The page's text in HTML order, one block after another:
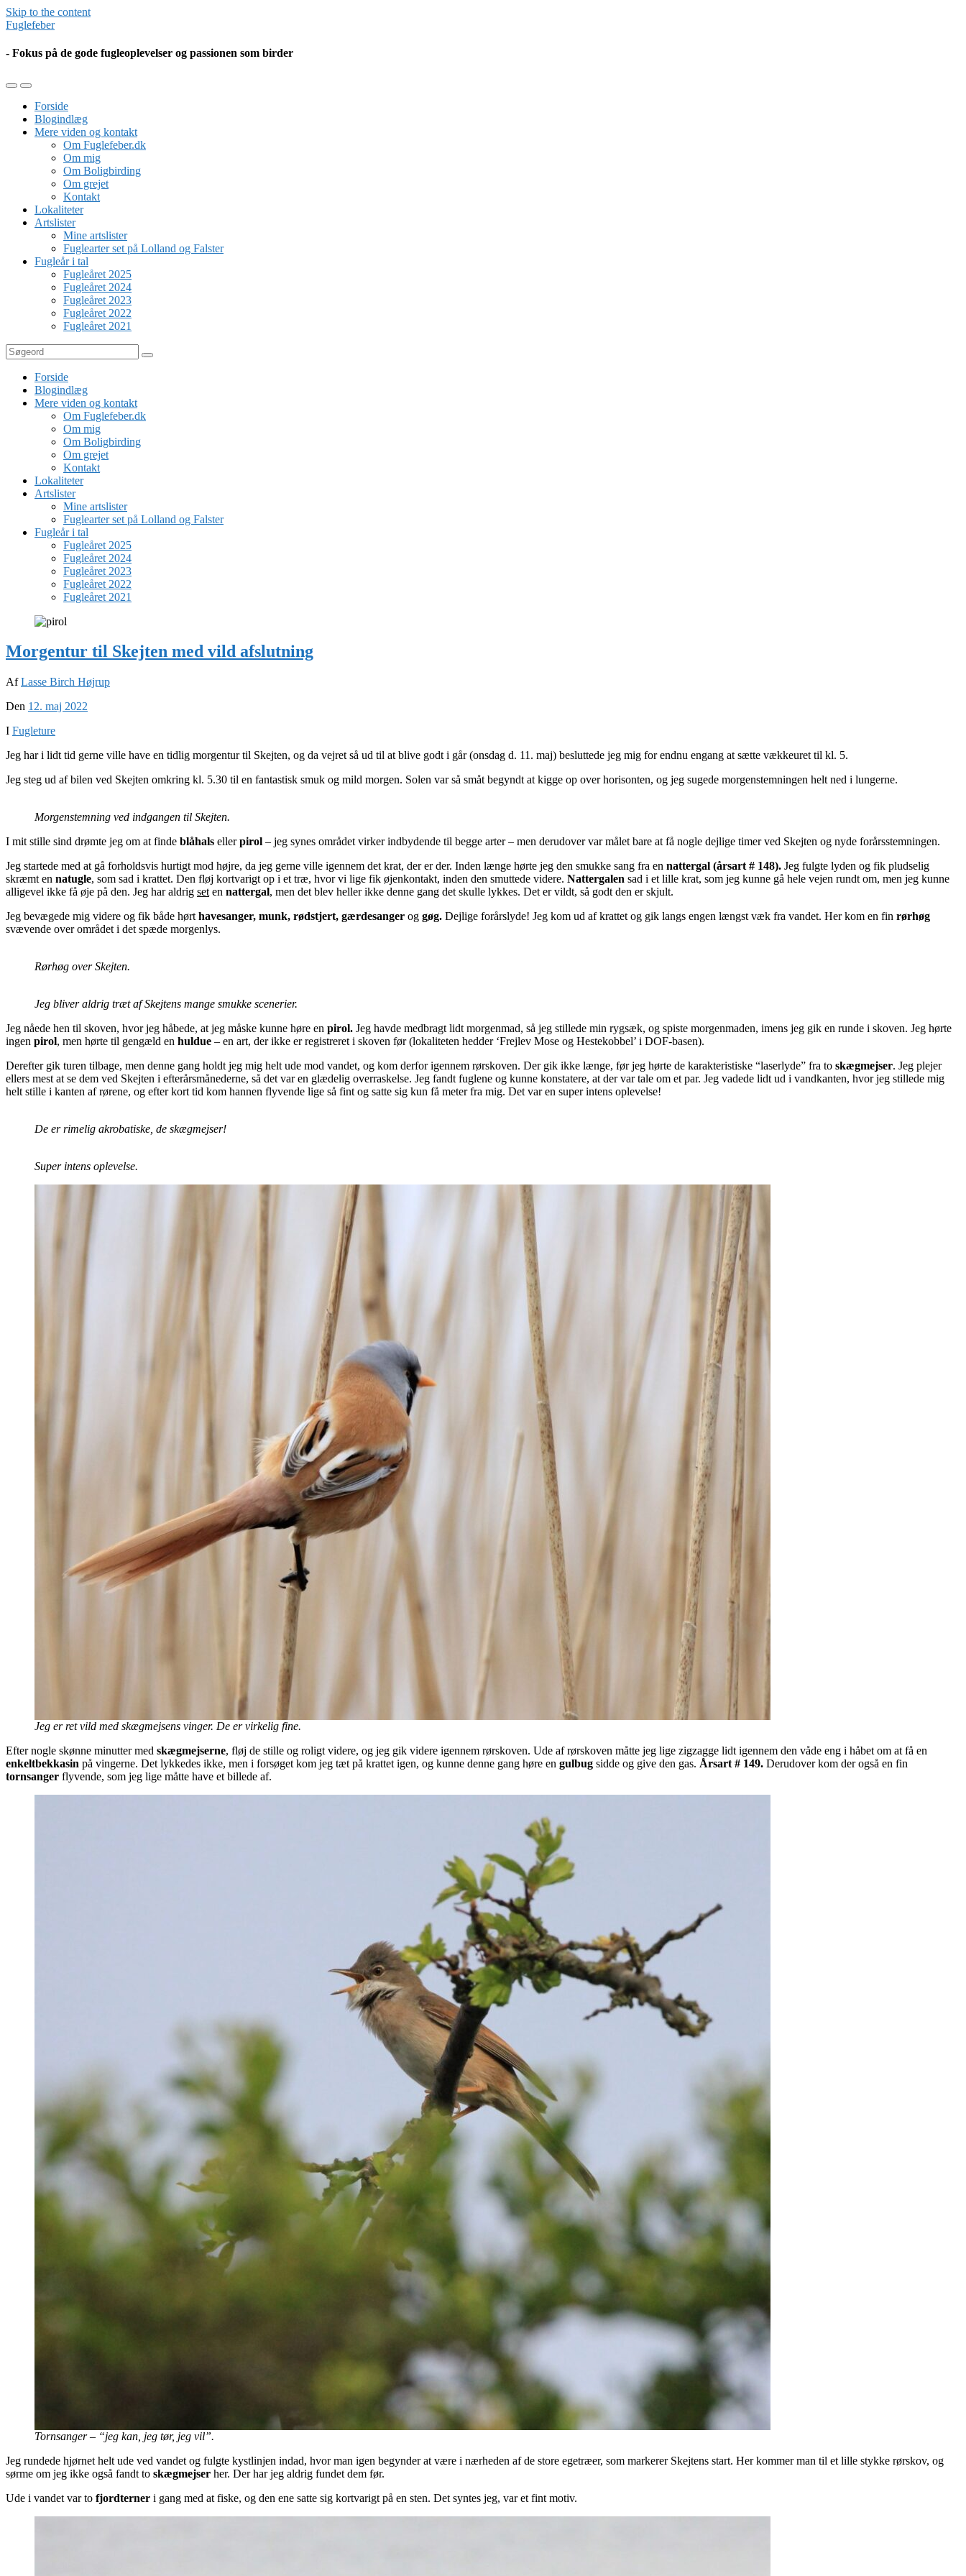
Skip to the content
Fuglefeber
- Fokus på de gode fugleoplevelser og passionen som birder
Toggle
mobile
menu
Toggle
the
search
field
Forside
Blogindlæg
Mere viden og kontakt
Om Fuglefeber.dk
Om mig
Om Boligbirding
Om grejet
Kontakt
Lokaliteter
Artslister
Mine artslister
Fuglearter set på Lolland og Falster
Fugleår i tal
Fugleåret 2025
Fugleåret 2024
Fugleåret 2023
Fugleåret 2022
Fugleåret 2021
Søg
Forside
Blogindlæg
Mere viden og kontakt
Om Fuglefeber.dk
Om mig
Om Boligbirding
Om grejet
Kontakt
Lokaliteter
Artslister
Mine artslister
Fuglearter set på Lolland og Falster
Fugleår i tal
Fugleåret 2025
Fugleåret 2024
Fugleåret 2023
Fugleåret 2022
Fugleåret 2021
Morgentur til Skejten med vild afslutning
AfLasse Birch Højrup
Den 12. maj 2022
I Fugleture
Jeg har i lidt tid gerne ville have en tidlig morgentur til Skejten, og da vejret så ud til at blive godt i går (onsdag d. 11. maj) besluttede jeg mig for endnu engang at sætte vækkeuret til kl. 5.
Jeg steg ud af bilen ved Skejten omkring kl. 5.30 til en fantastisk smuk og mild morgen. Solen var så småt begyndt at kigge op over horisonten, og jeg sugede morgenstemningen helt ned i lungerne.
Morgenstemning ved indgangen til Skejten.
I mit stille sind drømte jeg om at finde blåhals ellerpirol – jeg synes området virker indbydende til begge arter – men derudover var målet bare at få nogle dejlige timer ved Skejten og nyde forårsstemningen.
Jeg startede med at gå forholdsvis hurtigt mod højre, da jeg gerne ville igennem det krat, der er der. Inden længe hørte jeg den smukke sang fra en nattergal (årsart # 148). Jeg fulgte lyden og fik pludselig
skræmt en natugle, som sad i krattet. Den fløj kortvarigt op i et træ, hvor vi lige fik øjenkontakt, inden den smuttede videre. Nattergalen sad i et lille krat, som jeg kunne gå hele vejen rundt om, men jeg kunne
alligevel ikke få øje på den. Jeg har aldrig set en nattergal, men det blev heller ikke denne gang det skulle lykkes. Det er vildt, så godt den er skjult.
Jeg bevægede mig videre og fik både hørt havesanger, munk, rødstjert, gærdesanger og gøg. Dejlige forårslyde! Jeg kom ud af krattet og gik langs engen længst væk fra vandet. Her kom en fin rørhøg
svævende over området i det spæde morgenlys.
Rørhøg over Skejten.
Jeg bliver aldrig træt af Skejtens mange smukke scenerier.
Jeg nåede hen til skoven, hvor jeg håbede, at jeg måske kunne høre en pirol. Jeg havde medbragt lidt morgenmad, så jeg stillede min rygsæk, og spiste morgenmaden, imens jeg gik en runde i skoven. Jeg hørte
ingen pirol, men hørte til gengæld en huldue – en art, der ikke er registreret i skoven før (lokaliteten hedder ‘Frejlev Mose og Hestekobbel’ i DOF-basen).
Derefter gik turen tilbage, men denne gang holdt jeg mig helt ude mod vandet, og kom derfor igennem rørskoven. Der gik ikke længe, før jeg hørte de karakteristiske “laserlyde” fra to skægmejser. Jeg plejer
ellers mest at se dem ved Skejten i efterårsmånederne, så det var en glædelig overraskelse. Jeg fandt fuglene og kunne konstatere, at der var tale om et par. Jeg vadede lidt ud i vandkanten, hvor jeg stillede mig
helt stille i kanten af rørene, og efter kort tid kom hannen flyvende lige så fint og satte sig kun få meter fra mig. Det var en super intens oplevelse!
De er rimelig akrobatiske, de skægmejser!
Super intens oplevelse.
Jeg er ret vild med skægmejsens vinger. De er virkelig fine.
Efter nogle skønne minutter med skægmejserne, fløj de stille og roligt videre, og jeg gik videre igennem rørskoven. Ude af rørskoven måtte jeg lige zigzagge lidt igennem den våde eng i håbet om at få en
enkeltbekkasin på vingerne. Det lykkedes ikke, men i forsøget kom jeg tæt på krattet igen, og kunne denne gang høre en gulbug sidde og give den gas. Årsart # 149. Derudover kom der også en fin
tornsanger flyvende, som jeg lige måtte have et billede af.
Tornsanger – “jeg kan, jeg tør, jeg vil”.
Jeg rundede hjørnet helt ude ved vandet og fulgte kystlinjen indad, hvor man igen begynder at være i nærheden af de store egetræer, som markerer Skejtens start. Her kommer man til et lille stykke rørskov, og
sørme om jeg ikke også fandt to skægmejser her. Der har jeg aldrig fundet dem før.
Ude i vandet var to fjordterner i gang med at fiske, og den ene satte sig kortvarigt på en sten. Det syntes jeg, var et fint motiv.